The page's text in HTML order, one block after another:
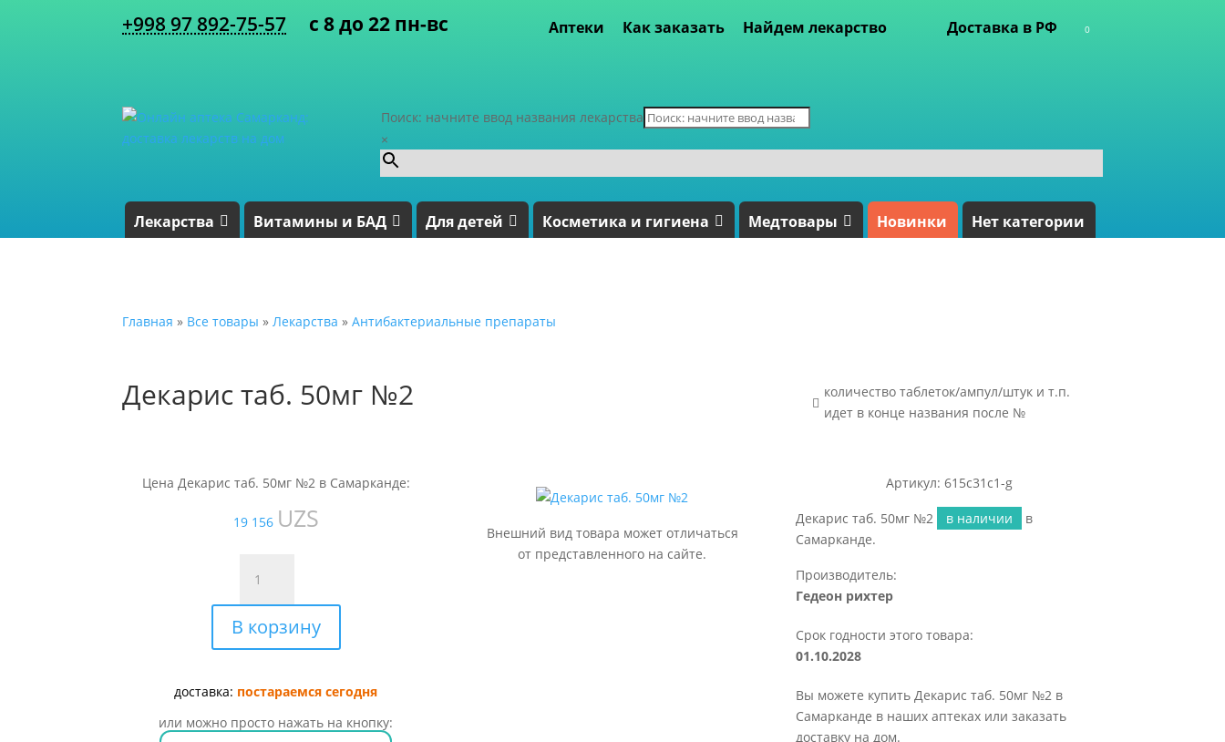
+998 97 892-75-57 с 8 до 22 пн-вс Аптеки Как заказать Найдем лекарство Доставка в РФ 0
Поиск: начните ввод названия лекарства
×
Лекарства Витамины и БАД Для детей Косметика и гигиена Медтовары Новинки Нет категории
Главная » Все товары » Лекарства » Антибактериальные препараты
Декарис таб. 50мг №2 
количество таблеток/ампул/штук и т.п.
идет в конце названия после №
Цена Декарис таб. 50мг №2 в Самарканде:
19 156 UZS
товара
Декарис
таб.
50мг
В корзину
доставка: постараемся сегодня
или можно просто нажать на кнопку:
Внешний вид товара может отличаться
от представленного на сайте.
Артикул: 615c31c1-g
Декарис таб. 50мг №2 в наличии
в
Самарканде.
Производитель:
Гедеон рихтер
Срок годности этого товара:
01.10.2028
Вы можете купить Декарис таб. 50мг №2 в
Самарканде в наших аптеках или заказать
доставку на дом.